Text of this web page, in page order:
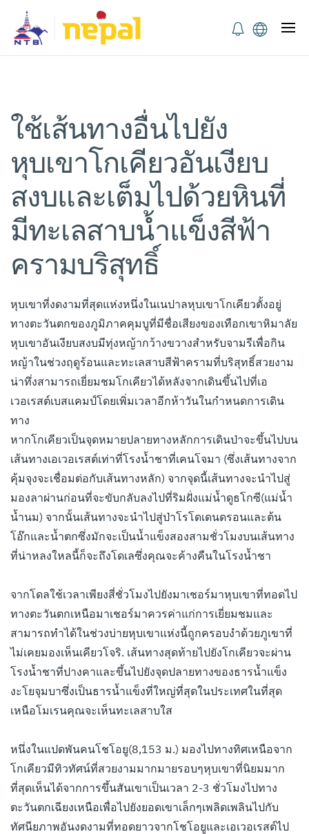
ใช้เส้นทางอื่นไปยัง
หุบเขาโกเคียวอันเงียบ
สงบและเต็มไปด้วยหินที่
มีทะเลสาบน้ำแข็งสีฟ้า
ครามบริสุทธิ์
หุบเขาที่งดงามที่สุดแห่งหนึ่งในเนปาลหุบเขาโกเคียวตั้งอยู่
ทางตะวันตกของภูมิภาคคุมบูที่มีชื่อเสียงของเทือกเขาหิมาลัย
หุบเขาอันเงียบสงบมีทุ่งหญ้ากว้างขวางสำหรับจามรีเพื่อกิน
หญ้าในช่วงฤดูร้อนและทะเลสาบสีฟ้าครามที่บริสุทธิ์สวยงาม
น่าทึ่งสามารถเยี่ยมชมโกเคียวได้หลังจากเดินขึ้นไปที่เอ
เวอเรสต์เบสแคมป์โดยเพิ่มเวลาอีกห้าวันในกำหนดการเดิน
ทาง
หากโกเคียวเป็นจุดหมายปลายทางหลักการเดินป่าจะขึ้นไปบน
เส้นทางเอเวอเรสต์เท่าที่โรงน้ำชาที่เคนโจมา (ซึ่งเส้นทางจาก
คุ้มจุงจะเชื่อมต่อกับเส้นทางหลัก) จากจุดนี้เส้นทางจะนำไปสู่
มองลาผ่านก่อนที่จะขับกลับลงไปที่ริมฝั่งแม่น้ำดูธโกซี(แม่น้ำ
น้ำนม) จากนั้นเส้นทางจะนำไปสู่ป่าโรโดเดนดรอนและต้น
โอ๊กและน้ำตกซึ่งมักจะเป็นน้ำแข็งสองสามชั่วโมงบนเส้นทาง
ที่น่าหลงใหลนี้ก็จะถึงโดเลซึ่งคุณจะค้างคืนในโรงน้ำชา
จากโดลใช้เวลาเพียงสี่ชั่วโมงไปยังมาเชอร์มาหุบเขาที่ทอดไป
ทางตะวันตกเหนือมาเชอร์มาควรค่าแก่การเยี่ยมชมและ
สามารถทำได้ในช่วงบ่ายหุบเขาแห่งนี้ถูกครอบงำด้วยภูเขาที่
ไม่เคยมองเห็นเคียวโจริ. เส้นทางสุดท้ายไปยังโกเคียวจะผ่าน
โรงน้ำชาที่ปางคาและขึ้นไปยังจุดปลายทางของธารน้ำแข็ง
งะโยจุมบาซึ่งเป็นธารน้ำแข็งที่ใหญ่ที่สุดในประเทศในที่สุด
เหนือโมเรนคุณจะเห็นทะเลสาบใส
หนึ่งในแปดพันคนโชโอยู(8,153 ม.) มองไปทางทิศเหนือจาก
โกเคียวมีทิวทัศน์ที่สวยงามมากมายรอบๆหุบเขาที่นิยมมาก
ที่สุดเห็นได้จากการขึ้นสันเขาเป็นเวลา 2-3 ชั่วโมงไปทาง
ตะวันตกเฉียงเหนือเพื่อไปยังยอดเขาเล็กๆเพลิดเพลินไปกับ
ทัศนียภาพอันงดงามที่ทอดยาวจากโชโอยูและเอเวอเรสต์ไป